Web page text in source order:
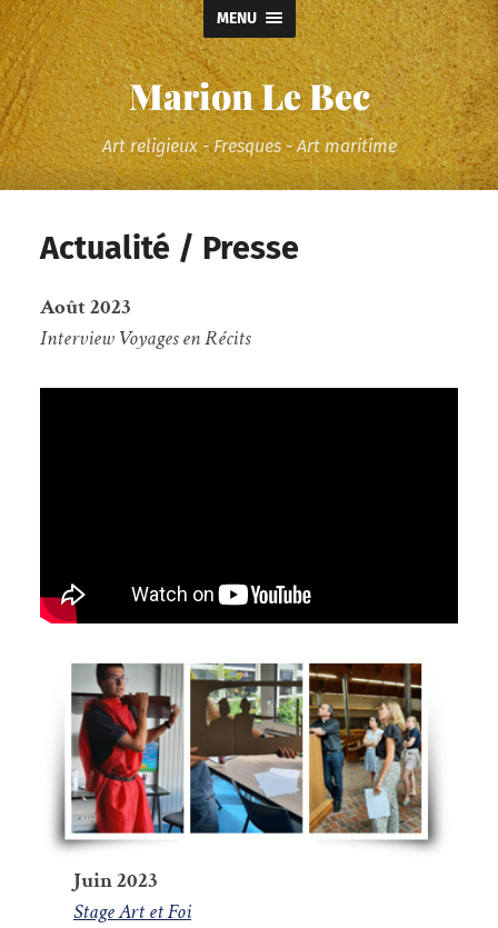
MENU
Marion Le Bec
Art religieux - Fresques - Art maritime
Actualité / Presse
Août 2023
Interview Voyages en Récits
Juin 2023
Stage Art et Foi